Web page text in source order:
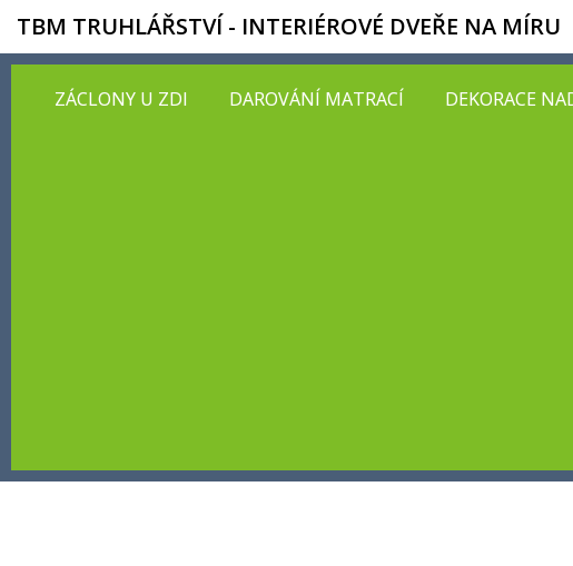
TBM TRUHLÁŘSTVÍ - INTERIÉROVÉ DVEŘE NA MÍRU
ZÁCLONY U ZDI DAROVÁNÍ MATRACÍ DEKORACE